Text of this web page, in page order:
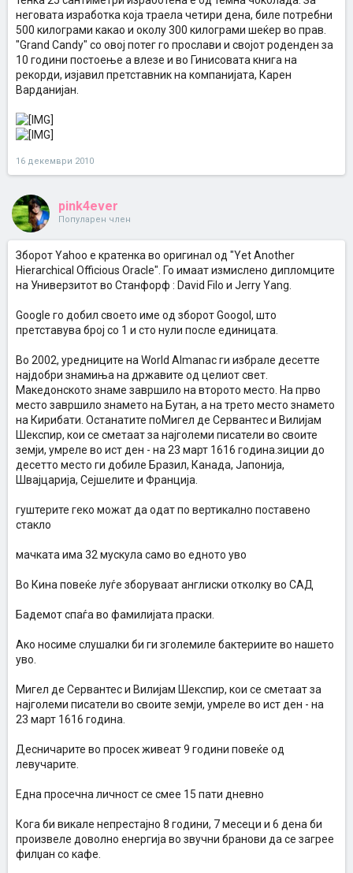
неговата изработка која траела четири дена, биле потребни
500 килограми какао и околу 300 килограми шеќер во прав.
"Grand Candy" со овој потег го прослави и својот роденден за
10 години постоење а влезе и во Гинисовата книга на
рекорди, изјавил претставник на компанијата, Карен
Варданијан.
16 декември 2010
pink4ever
Популарен член
Зборот Yahoo e кратенка во оригинал од "Yet Another
Hierarchical Officious Oracle". Го имаат измислено дипломците
на Универзитот во Станфорф : David Filo и Jerry Yang.
Google го добил своето име од зборот Googol, што
претставува број со 1 и сто нули после единицата.
Во 2002, уредниците на World Almanac ги избрале десетте
најдобри знамиња на државите од целиот свет.
Македонското знаме завршило на второто место. На прво
место завршило знамето на Бутан, а на трето место знамето
на Кирибати. Останатите поМигел де Сервантес и Вилијам
Шекспир, кои се сметаат за најголеми писатели во своите
земји, умреле во ист ден - на 23 март 1616 година.зиции до
десетто место ги добиле Бразил, Канада, Јапонија,
Швајцарија, Сејшелите и Франција.
гуштерите геко можат да одат по вертикално поставено
стакло
мачката има 32 мускула само во едното уво
Во Кина повеќе луѓе зборуваат англиски отколку во САД
Бадемот спаѓа во фамилијата праски.
Ако носиме слушалки би ги зголемиле бактериите во нашето
уво.
Мигел де Сервантес и Вилијам Шекспир, кои се сметаат за
најголеми писатели во своите земји, умреле во ист ден - на
23 март 1616 година.
Десничарите во просек живеат 9 години повеќе од
левучарите.
Една просечна личност се смее 15 пати дневно
Кога би викале непрестајно 8 години, 7 месеци и 6 дена би
произвеле доволно енергија во звучни бранови да се загрее
филџан со кафе.